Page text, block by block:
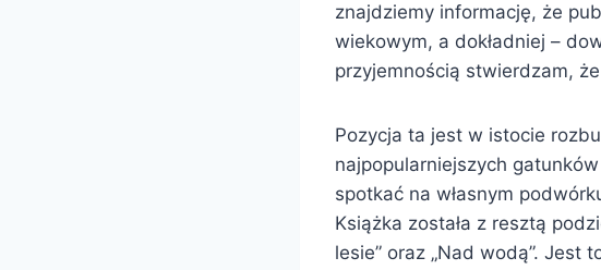
znajdziemy informację, że
wiekowym, a dokładniej –
przyjemnością stwierdzam,
Pozycja ta jest w istocie
najpopularniejszych
spotkać na własnym
Książka została z resztą
lesie” oraz „Nad wodą”. Jest